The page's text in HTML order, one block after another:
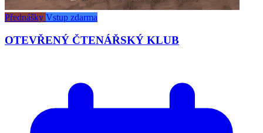
Přednášky Vstup zdarma
OTEVŘENÝ ČTENÁŘSKÝ KLUB